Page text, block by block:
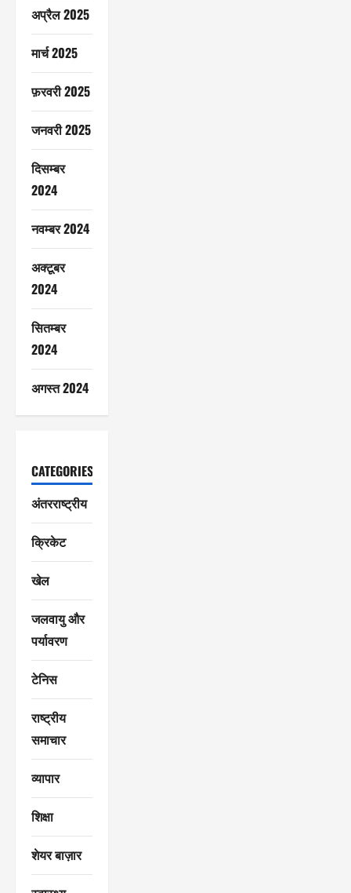
अप्रैल 2025
मार्च 2025
फ़रवरी 2025
जनवरी 2025
दिसम्बर
2024
नवम्बर 2024
अक्टूबर
2024
सितम्बर
2024
अगस्त 2024
CATEGORIES
अंतरराष्ट्रीय
क्रिकेट
खेल
जलवायु और
पर्यावरण
टेनिस
राष्ट्रीय
समाचार
व्यापार
शिक्षा
शेयर बाज़ार